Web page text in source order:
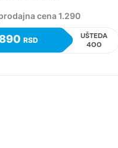
cena 1.290
RSD
UŠTEDA
400